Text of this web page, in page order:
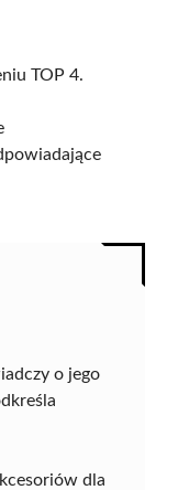
TOP 4.
o jego
dla